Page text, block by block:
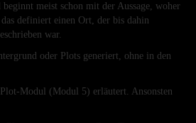
meist schon mit der Aussage, woher
definiert einen Ort, der bis dahin
war.
oder Plots generiert, ohne in den
Modul (Modul 5) erläutert. Ansonsten